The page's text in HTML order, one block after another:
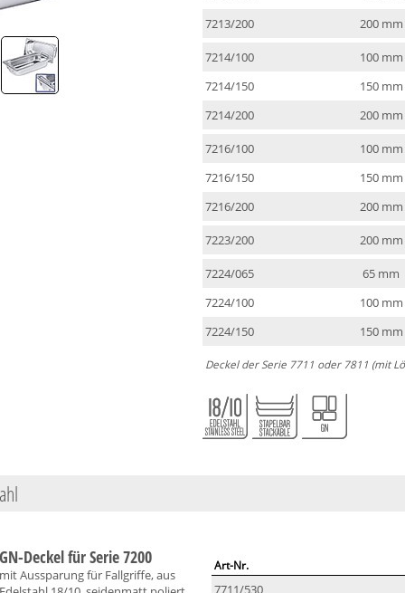
7213/200
200 mm
7214/100
100 mm
7214/150
150 mm
7214/200
200 mm
7216/100
100 mm
7216/150
150 mm
7216/200
200 mm
7223/200 200 mm
7224/065
65 mm
7224/100
100 mm
7224/150
150 mm
Deckel der Serie 7711 oder 7811 (mit
GN-Deckel für Serie 7200
mit Aussparung für Fallgriffe, aus
Art-Nr.
7711/530